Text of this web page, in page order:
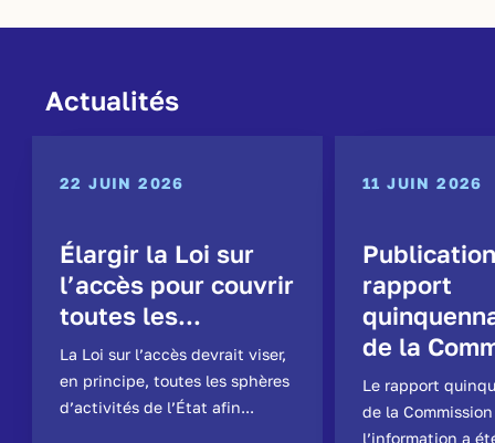
Actualités
22 JUIN 2026
Élargir la Loi sur
l’accès pour couvrir
toutes les...
La Loi sur l’accès devrait viser,
en principe, toutes les sphères
d’activités de l’État afin...
11 JUIN 2026
rapport
de la
Le rapport
de la Commission
l’information a